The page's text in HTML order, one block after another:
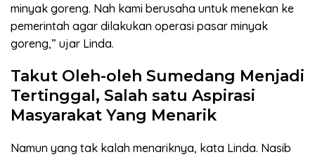
minyak goreng. Nah kami berusaha untuk menekan ke
pemerintah agar dilakukan operasi pasar minyak
goreng,” ujar Linda.
Takut Oleh-oleh Sumedang Menjadi
Tertinggal, Salah satu Aspirasi
Masyarakat Yang Menarik
Namun yang tak kalah menariknya, kata Linda. Nasib